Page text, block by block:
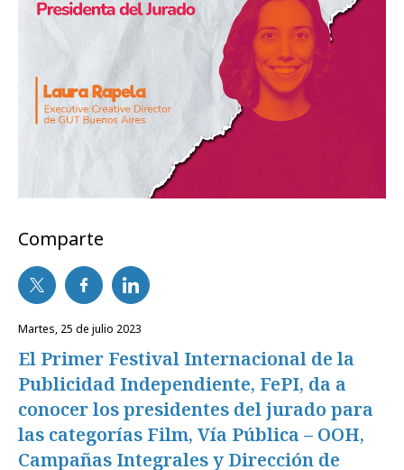
Comparte
martes, 25 de julio 2023
El Primer Festival Internacional de la
Publicidad Independiente, FePI, da a
conocer los presidentes del jurado para
las categorías Film, Vía Pública – OOH,
Campañas Integrales y Dirección de